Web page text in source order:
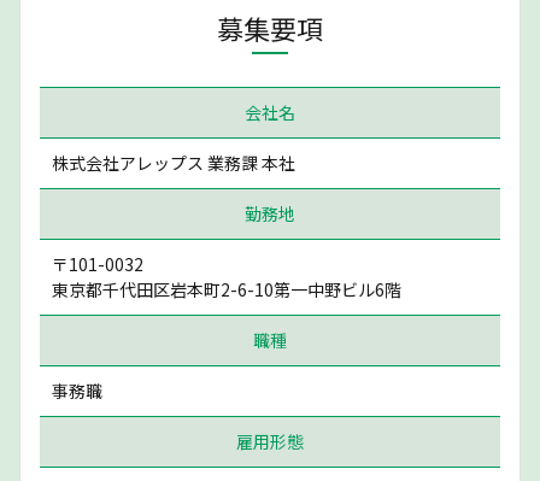
募集要項
会社名
株式会社アレップス 業務課 本社
勤務地
〒101-0032
東京都千代田区岩本町2-6-10第一中野ビル6階
職種
事務職
雇用形態